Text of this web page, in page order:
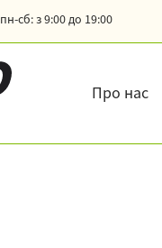
пн-сб: з 9:00 до 19:00
Про нас